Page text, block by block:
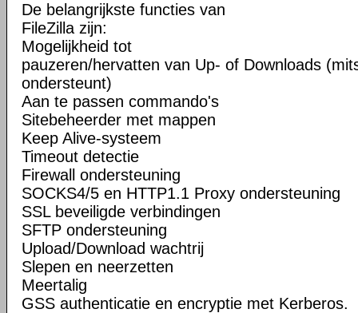
De belangrijkste functies van
FileZilla zijn:
Mogelijkheid tot
pauzeren/hervatten van Up- of Downloads
ondersteunt)
Aan te passen commando's
Sitebeheerder met mappen
Keep Alive-systeem
Timeout detectie
Firewall ondersteuning
SOCKS4/5 en HTTP1.1 Proxy ondersteuning
SSL beveiligde verbindingen
SFTP ondersteuning
Upload/Download wachtrij
Slepen en neerzetten
Meertalig
GSS authenticatie en encryptie met Kerberos.